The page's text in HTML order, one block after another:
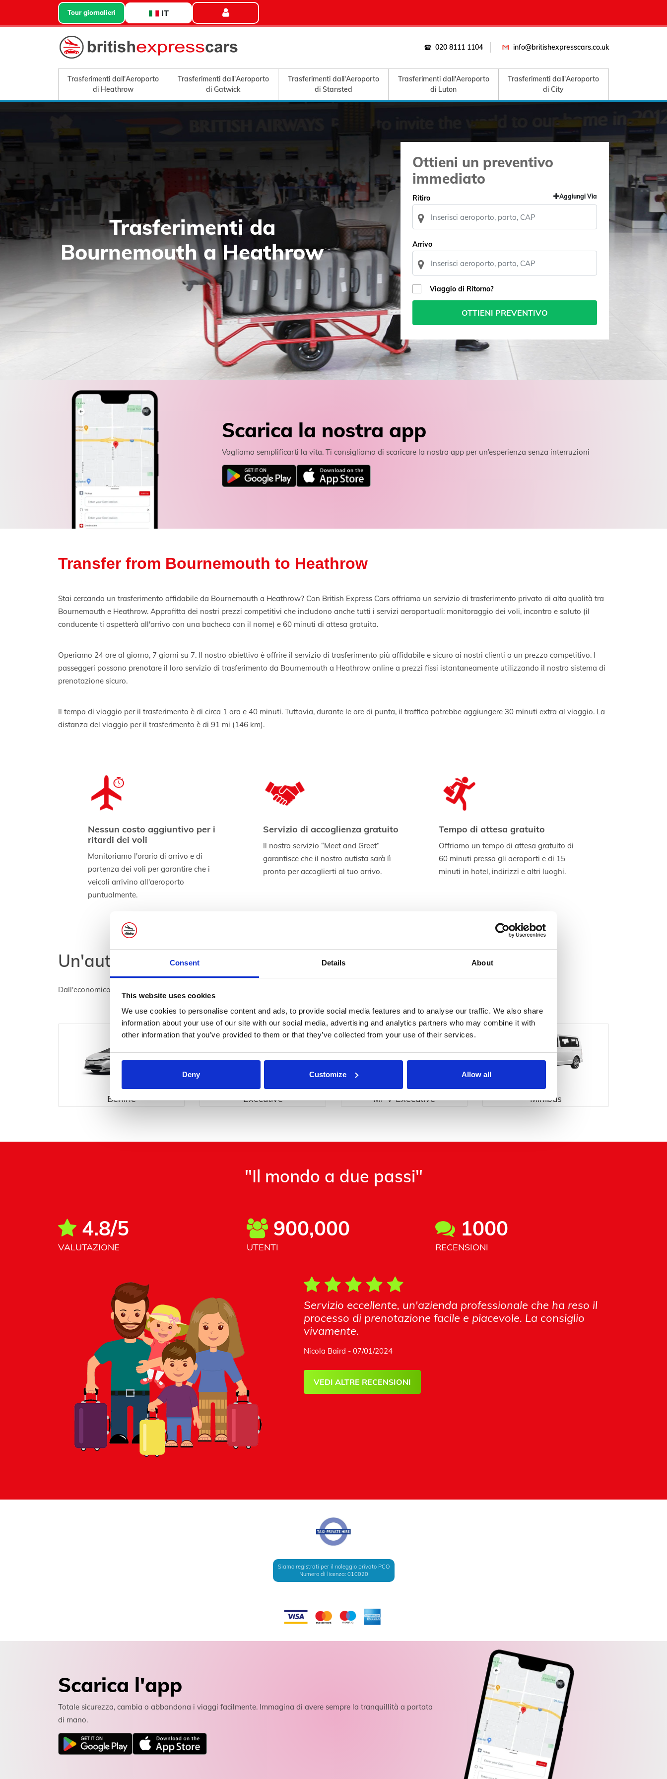
Consent Details About
This website uses cookies
We use cookies to personalise content and ads, to provide social media features and to analyse our traffic. We also share
information about your use of our site with our social media, advertising and analytics partners who may combine it with
other information that you’ve provided to them or that they’ve collected from your use of their services.
Deny Customize Allow all
Tour giornalieri IT
020 8111 1104 info@britishexpresscars.co.uk
Trasferimenti dall'Aeroporto
di Heathrow
Trasferimenti dall'Aeroporto
di Gatwick
Trasferimenti dall'Aeroporto
di Stansted
Trasferimenti dall'Aeroporto
di Luton
Trasferimenti dall'Aeroporto
di City
Trasferimenti da
Bournemouth a Heathrow
Ottieni un preventivo
immediato
Ritiro Aggiungi Via
Arrivo
Viaggio di Ritorno?
OTTIENI PREVENTIVO
Scarica la nostra app
Vogliamo semplificarti la vita. Ti consigliamo di scaricare la nostra app per un’esperienza senza interruzioni
Transfer from Bournemouth to Heathrow
Stai cercando un trasferimento affidabile da Bournemouth a Heathrow? Con British Express Cars offriamo un servizio di trasferimento privato di alta qualità tra
Bournemouth e Heathrow. Approfitta dei nostri prezzi competitivi che includono anche tutti i servizi aeroportuali: monitoraggio dei voli, incontro e saluto (il
conducente ti aspetterà all'arrivo con una bacheca con il nome) e 60 minuti di attesa gratuita.
Operiamo 24 ore al giorno, 7 giorni su 7. Il nostro obiettivo è offrire il servizio di trasferimento più affidabile e sicuro ai nostri clienti a un prezzo competitivo. I
passeggeri possono prenotare il loro servizio di trasferimento da Bournemouth a Heathrow online a prezzi fissi istantaneamente utilizzando il nostro sistema di
prenotazione sicuro.
Il tempo di viaggio per il trasferimento è di circa 1 ora e 40 minuti. Tuttavia, durante le ore di punta, il traffico potrebbe aggiungere 30 minuti extra al viaggio. La
distanza del viaggio per il trasferimento è di 91 mi (146 km).
Nessun costo aggiuntivo per i
ritardi dei voli
Monitoriamo l'orario di arrivo e di
partenza dei voli per garantire che i
veicoli arrivino all'aeroporto
puntualmente.
Servizio di accoglienza gratuito
Il nostro servizio “Meet and Greet”
garantisce che il nostro autista sarà lì
pronto per accoglierti al tuo arrivo.
Tempo di attesa gratuito
Offriamo un tempo di attesa gratuito di
60 minuti presso gli aeroporti e di 15
minuti in hotel, indirizzi e altri luoghi.
Un'auto per qualsiasi budget e occasione
Dall'economico al lusso, abbiamo qualcosa per ogni tua esigenza di viaggio
Berline Executive MPV Executive Minibus
"Il mondo a due passi"
4.8/5
VALUTAZIONE
900,000
UTENTI
1000
RECENSIONI
Servizio eccellente, un'azienda professionale che ha reso il
processo di prenotazione facile e piacevole. La consiglio
vivamente.
Nicola Baird - 07/01/2024
VEDI ALTRE RECENSIONI
Siamo registrati per il noleggio privato PCO
Numero di licenza: 010020
Scarica l'app
Totale sicurezza, cambia o abbandona i viaggi facilmente. Immagina di avere sempre la tranquillità a portata
di mano.